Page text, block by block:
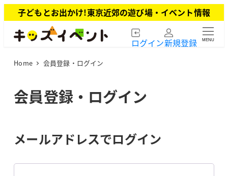
イ
子どもとお出かけ!東京近郊の遊び場・イベント情報
ログイン新規登録 MENU
Home 会員登録・ログイン
会員登録・ログイン
メールアドレスでログイン